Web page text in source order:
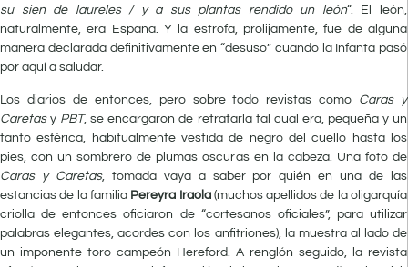
su sien de laureles / y a sus plantas rendido un león“. El león,
naturalmente, era España. Y la estrofa, prolijamente, fue de alguna
manera declarada definitivamente en “desuso” cuando la Infanta pasó
por aquí a saludar.
Los diarios de entonces, pero sobre todo revistas como Caras y
Caretasy PBT, se encargaron de retratarla tal cual era, pequeña y un
tanto esférica, habitualmente vestida de negro del cuello hasta los
pies, con un sombrero de plumas oscuras en la cabeza. Una foto de
Caras y Caretas, tomada vaya a saber por quién en una de las
estancias de la familia Pereyra Iraola(muchos apellidos de la oligarquía
criolla de entonces oficiaron de “cortesanos oficiales”, para utilizar
palabras elegantes, acordes con los anfitriones), la muestra al lado de
un imponente toro campeón Hereford. A renglón seguido, la revista